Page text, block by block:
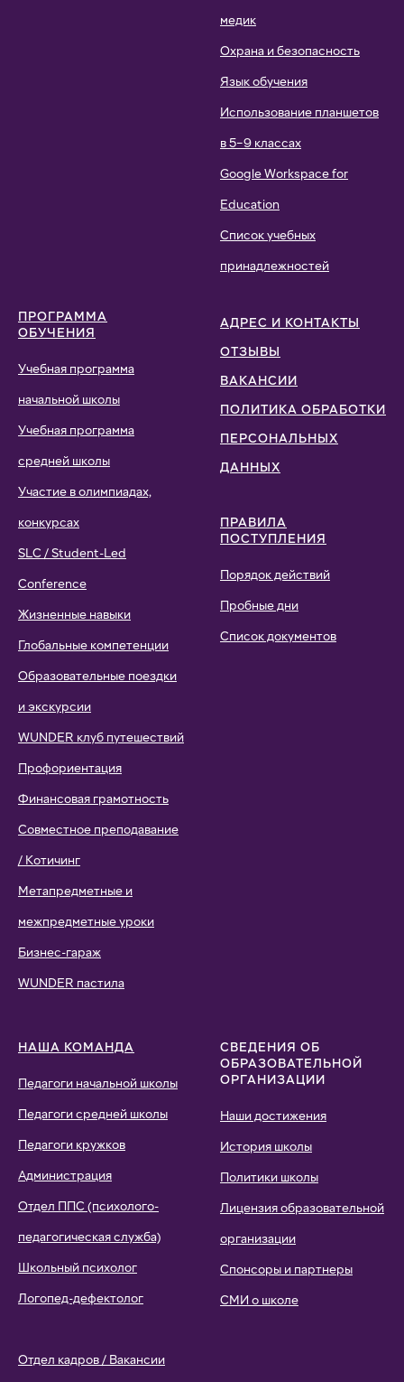
медик
Охрана и безопасность
Язык обучения
Использование планшетов
в 5–9 классах
Google Workspace for
Education
Список учебных
принадлежностей
ПРОГРАММА
ОБУЧЕНИЯ
Учебная программа
начальной школы
Учебная программа
средней школы
Участие в олимпиадах,
конкурсах
SLC / Student-Led
Conference
Жизненные навыки
Глобальные компетенции
Образовательные поездки
и экскурсии
WUNDER клуб путешествий
Профориентация
Финансовая грамотность
Совместное преподавание
/ Котичинг
Метапредметные и
межпредметные уроки
Бизнес-гараж
WUNDER пастила
АДРЕС И КОНТАКТЫ
ОТЗЫВЫ
ВАКАНСИИ
ПОЛИТИКА ОБРАБОТКИ
ПЕРСОНАЛЬНЫХ
ДАННЫХ
ПРАВИЛА
ПОСТУПЛЕНИЯ
Порядок действий
Пробные дни
Список документов
НАША КОМАНДА
Педагоги начальной школы
Педагоги средней школы
Педагоги кружков
Администрация
Отдел ППС (психолого-
педагогическая служба)
Школьный психолог
Логопед-дефектолог
Отдел кадров / Вакансии
СВЕДЕНИЯ ОБ
ОБРАЗОВАТЕЛЬНОЙ
ОРГАНИЗАЦИИ
Наши достижения
История школы
Политики школы
Лицензия образовательной
организации
Спонсоры и партнеры
СМИ о школе